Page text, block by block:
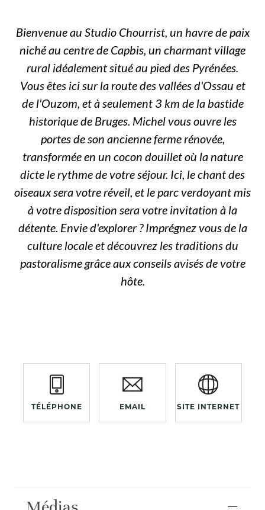
Bienvenue au Studio Chourrist, un havre de paix
niché au centre de Capbis, un charmant village
rural idéalement situé au pied des Pyrénées.
Vous êtes ici sur la route des vallées d'Ossau et
de l'Ouzom, et à seulement 3 km de la bastide
historique de Bruges. Michel vous ouvre les
portes de son ancienne ferme rénovée,
transformée en un cocon douillet où la nature
dicte le rythme de votre séjour. Ici, le chant des
oiseaux sera votre réveil, et le parc verdoyant mis
à votre disposition sera votre invitation à la
détente. Envie d'explorer ? Imprégnez vous de la
culture locale et découvrez les traditions du
pastoralisme grâce aux conseils avisés de votre
hôte.
TÉLÉPHONE EMAIL SITE INTERNET